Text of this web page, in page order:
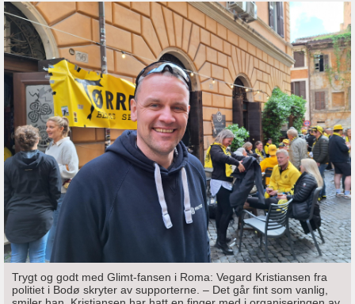
Trygt og godt med Glimt-fansen i Roma: Vegard Kristiansen fra
politiet i Bodø skryter av supporterne. – Det går fint som vanlig,